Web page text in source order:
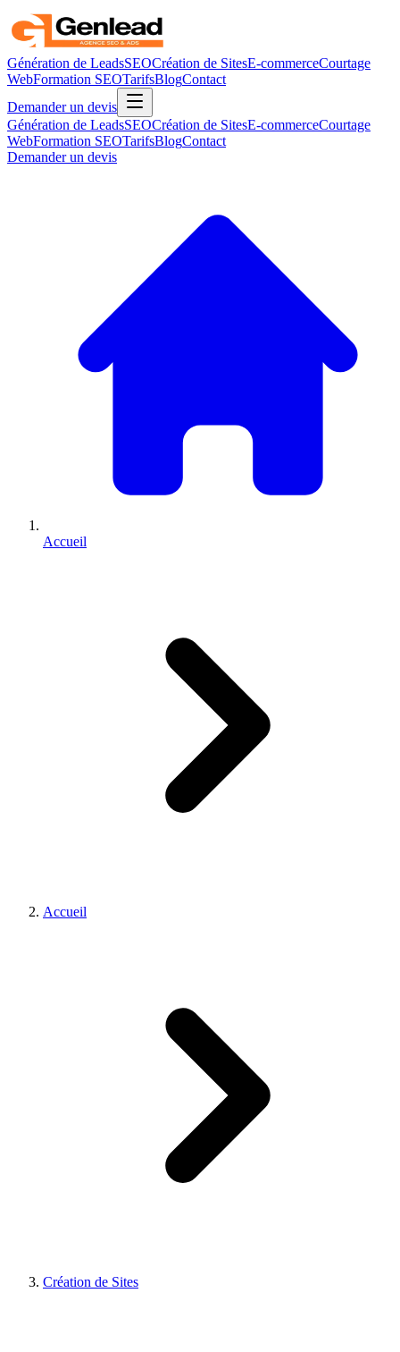
Génération de LeadsSEOCréation de SitesE-commerceCourtage
WebFormation SEOTarifsBlogContact
Demander un devis
Génération de LeadsSEOCréation de SitesE-commerceCourtage
WebFormation SEOTarifsBlogContact
Demander un devis
Accueil
Accueil
Création de Sites